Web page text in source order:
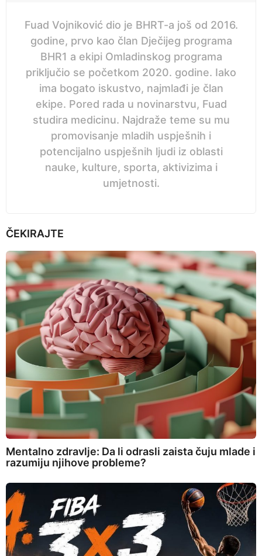
Fuad Vojniković dio je BHRT-a još od 2016.
godine, prvo kao član Dječijeg programa
BHR1 a ekipi Omladinskog programa
priključio se početkom 2020. godine. Iako
ima bogato iskustvo, najmlađi je član
ekipe. Pored rada u novinarstvu, Fuad
studira medicinu. Najdraže teme su mu
promovisanje mladih uspješnih i
potencijalno uspješnih ljudi iz oblasti
nauke, kulture, sporta, aktivizima i
umjetnosti.
ČEKIRAJTE
Mentalno zdravlje: Da li odrasli zaista čuju mlade i
razumiju njihove probleme?